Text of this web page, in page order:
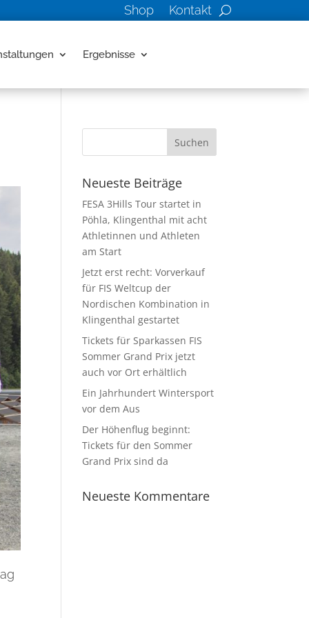
Shop Kontakt
Ergebnisse
Neueste Beiträge
FESA 3Hills Tour startet in
Pöhla, Klingenthal mit acht
Athletinnen und Athleten
am Start
Jetzt erst recht: Vorverkauf
für FIS Weltcup der
Nordischen Kombination in
Klingenthal gestartet
Tickets für Sparkassen FIS
Sommer Grand Prix jetzt
auch vor Ort erhältlich
Ein Jahrhundert Wintersport
vor dem Aus
Der Höhenflug beginnt:
Tickets für den Sommer
Grand Prix sind da
Neueste Kommentare